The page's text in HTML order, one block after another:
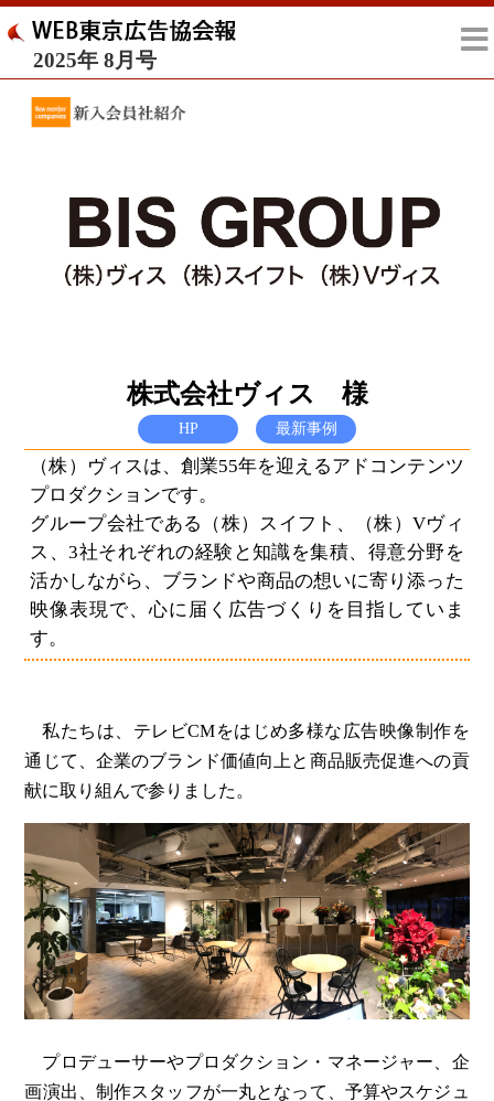
2025年 8月号
株式会社ヴィス 様
HP 最新事例
（株）ヴィスは、創業55年を迎えるアドコンテンツ
プロダクションです。
グループ会社である（株）スイフト、（株）Vヴィ
ス、3社それぞれの経験と知識を集積、得意分野を
活かしながら、ブランドや商品の想いに寄り添った
映像表現で、心に届く広告づくりを目指していま
す。
私たちは、テレビCMをはじめ多様な広告映像制作を
通じて、企業のブランド価値向上と商品販売促進への貢
献に取り組んで参りました。
プロデューサーやプロダクション・マネージャー、企
画演出、制作スタッフが一丸となって、予算やスケジュ